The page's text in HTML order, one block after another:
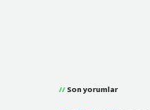
Son yorumlar